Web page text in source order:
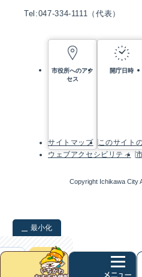
Tel:047-334-1111（代表）
市役所へのアク
セス
開庁日時
サイトマップ
このサイト
ウェブアクセシビリティ
Copyright Ichikawa City
最小化
検索
クリア